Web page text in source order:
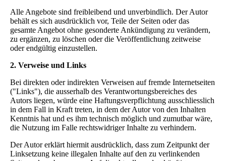
Alle Angebote sind freibleibend und unverbindlich. Der Autor
behält es sich ausdrücklich vor, Teile der Seiten oder das
gesamte Angebot ohne gesonderte Ankündigung zu verändern,
zu ergänzen, zu löschen oder die Veröffentlichung zeitweise
oder endgültig einzustellen.
2. Verweise und Links
Bei direkten oder indirekten Verweisen auf fremde Internetseiten
("Links"), die ausserhalb des Verantwortungsbereiches des
Autors liegen, würde eine Haftungsverpflichtung ausschliesslich
in dem Fall in Kraft treten, in dem der Autor von den Inhalten
Kenntnis hat und es ihm technisch möglich und zumutbar wäre,
die Nutzung im Falle rechtswidriger Inhalte zu verhindern.
Der Autor erklärt hiermit ausdrücklich, dass zum Zeitpunkt der
Linksetzung keine illegalen Inhalte auf den zu verlinkenden